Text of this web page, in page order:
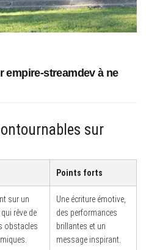
empire-streamdev à ne
sur
Points forts
sur un
rêve de
obstacles
Une écriture émotive,
des performances
brillantes et un
message inspirant.